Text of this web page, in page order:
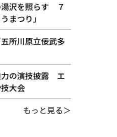
湯沢を照らす ７
まつり」
所川原立佞武多
力の演技披露 エ
大会
もっと見る＞